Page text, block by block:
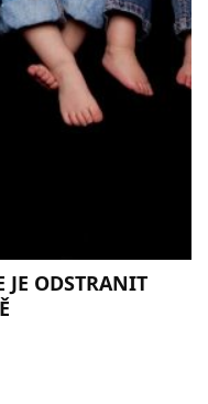
JE ODSTRANIT